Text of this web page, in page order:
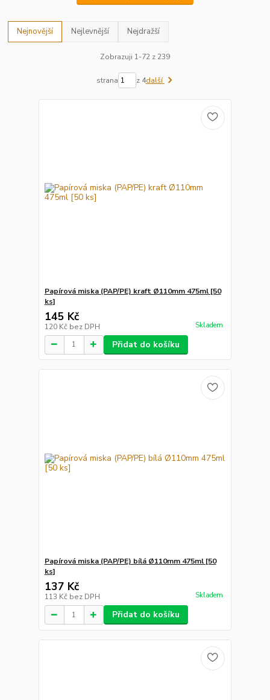
Nejnovější Nejlevnější Nejdražší
Zobrazuji 1-72 z 239
strana z 4další
Papírová miska (PAP/PE) kraft Ø110mm 475ml [50
ks]
145 Kč
120 Kč bez DPH Skladem
Přidat do košíku
Papírová miska (PAP/PE) bílá Ø110mm 475ml [50
ks]
137 Kč
113 Kč bez DPH Skladem
Přidat do košíku